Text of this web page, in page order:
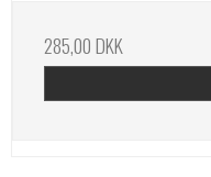
285,00 DKK